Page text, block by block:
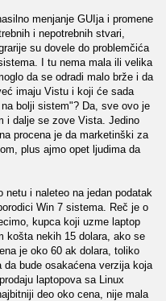
menjanje GUIja i promene
i nepotrebnih stvari,
su dovele do problemčića
I tu nema mala ili velika
da se odradi malo brže i da
imaju Vistu i koji će sada
bolji sistem"? Da, sve ovo je
i dalje se zove Vista. Jedino
procena je da marketinški za
plus ajmo opet ljudima da
netu i naleteo na jedan podatak
Win 7 sistema. Reč je o
kupca koji uzme laptop
košta nekih 15 dolara, ako se
je oko 60 ak dolara, toliko
bude osakaćena verzija koja
laptopova sa Linux
deo oko cena, nije mala